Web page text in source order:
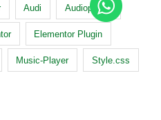
Audi Audioplayer
Elementor Plugin
Music-Player Style.css